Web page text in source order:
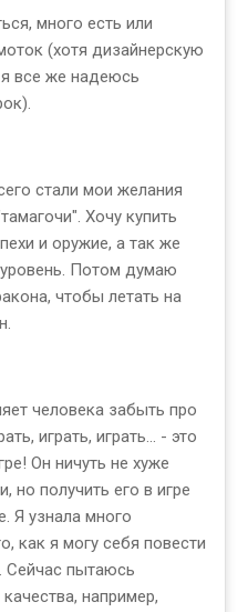
много есть или
(хотя дизайнерскую
все же надеюсь
стали мои желания
Хочу купить
и оружие, а так же
Потом думаю
чтобы летать на
человека забыть про
играть, играть... - это
Он ничуть не хуже
но получить его в игре
Я узнала много
как я могу себя повести
Сейчас пытаюсь
например,